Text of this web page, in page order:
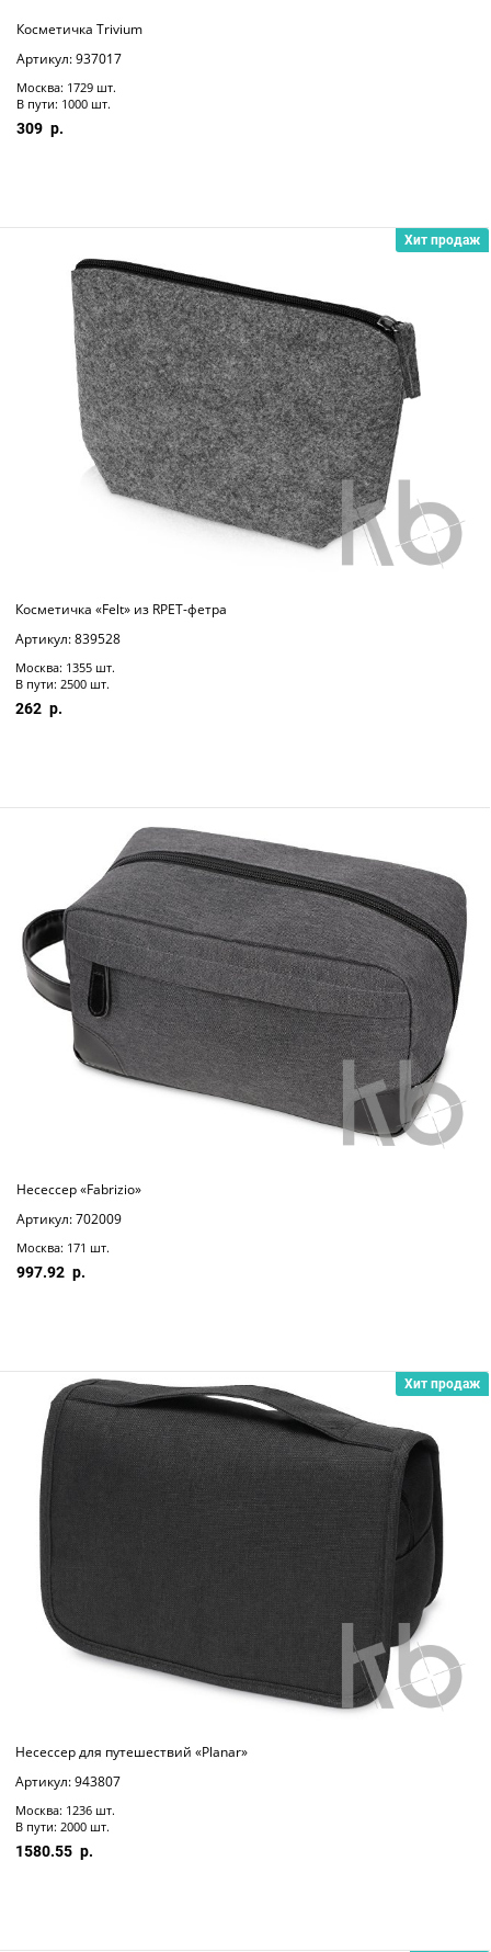
Косметичка Trivium
Артикул: 937017
Москва: 1729 шт.
В пути: 1000 шт.
309
Хит продаж
Косметичка «Felt» из RPET-фетра
Артикул: 839528
Москва: 1355 шт.
В пути: 2500 шт.
262
Несессер «Fabrizio»
Артикул: 702009
Москва: 171 шт.
997.92
Хит продаж
Несессер для путешествий «Planar»
Артикул: 943807
Москва: 1236 шт.
В пути: 2000 шт.
1580.55